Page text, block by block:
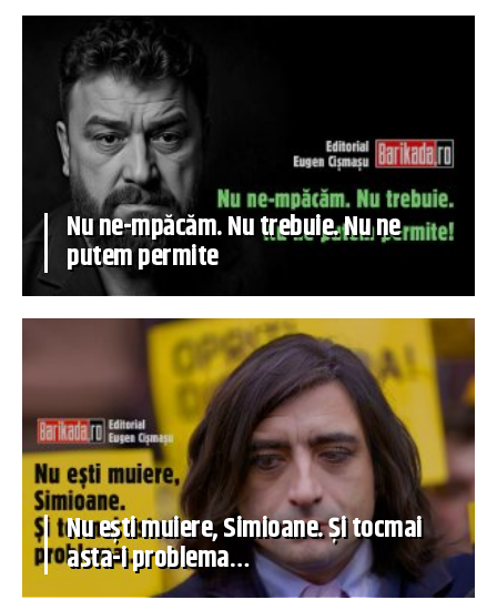
Nu ne-mpăcăm. Nu trebuie. Nu ne
putem permite
Nu ești muiere, Simioane. Și tocmai
asta-i problema…